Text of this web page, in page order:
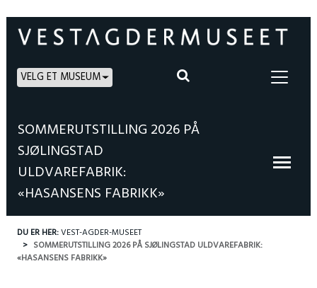
VELG ET MUSEUM
SOMMERUTSTILLING 2026 PÅ
SJØLINGSTAD
ULDVAREFABRIK:
«HASANSENS FABRIKK»
DU ER HER:VEST-AGDER-MUSEET
SOMMERUTSTILLING 2026 PÅ SJØLINGSTAD ULDVAREFABRIK:
«HASANSENS FABRIKK»